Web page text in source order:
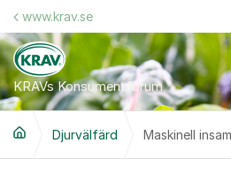
Hoppa till innehåll
KRAVs Konsumentforum
www.krav.se
Djurvälfärd Maskinell